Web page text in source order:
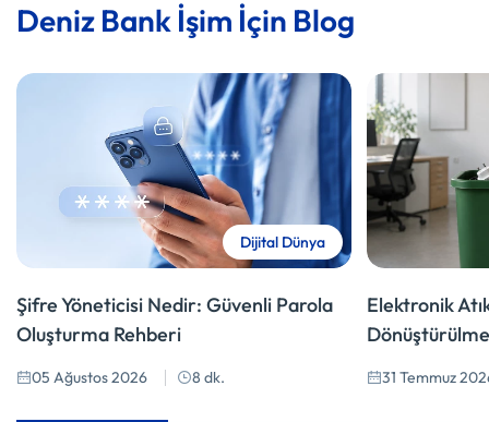
Deniz Bank İşim İçin Blog
Dijital Dünya
05 Ağustos 2026 8 dk.
Şifre Yöneticisi Nedir: Güvenli Parola
Oluşturma Rehberi
Detaya Git
31 Temmuz
Elektronik
Detaya Git